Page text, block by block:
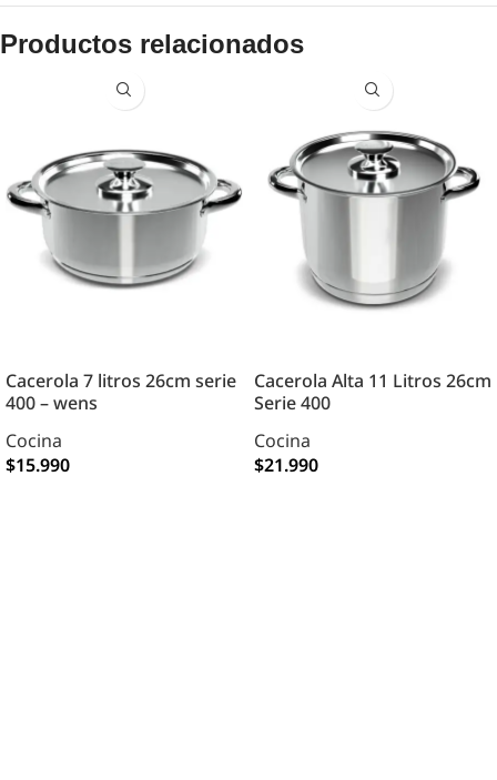
Productos relacionados
Cacerola 7 litros 26cm serie
400 – wens
Cocina
$15.990
Cacerola Alta 11 Litros 26cm
Serie 400
Cocina
$21.990